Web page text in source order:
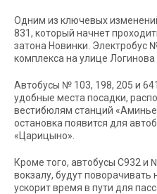
Одним из ключевых
831, который начнет
затона Новинки. Электробус
комплекса на улице
Автобусы № 103, 198, 205 и
удобные места посадки,
вестибюлям станций
остановка появится для
«Царицыно».
Кроме того, автобусы С932 и
вокзалу, будут
ускорит время в пути для